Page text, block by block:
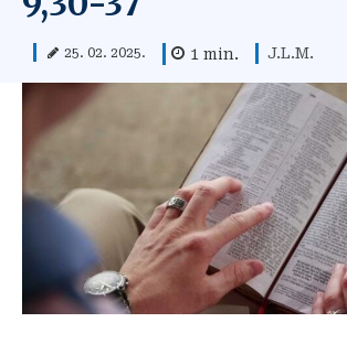
25. 02. 2025. 1 min. J.L.M.